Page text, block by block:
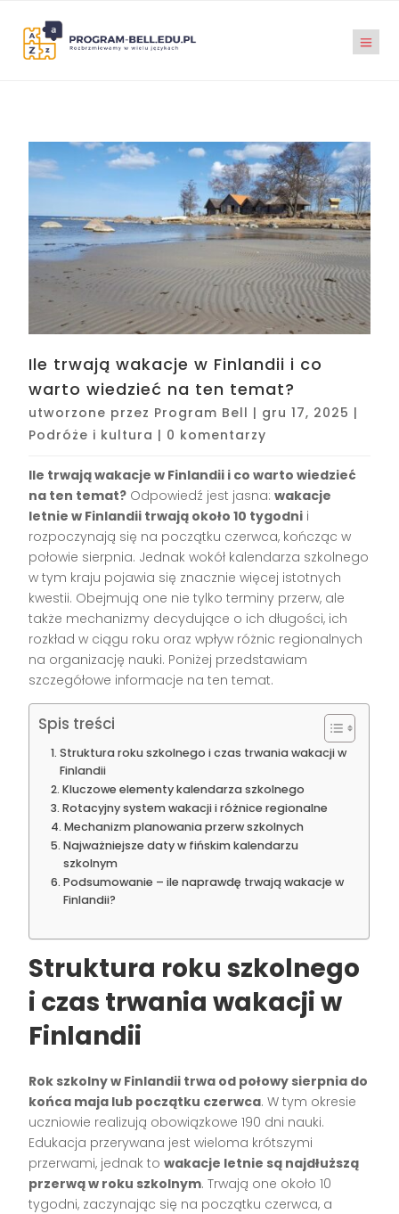
Ile trwają wakacje w Finlandii i co
warto wiedzieć na ten temat?
utworzone przez Program Bell | gru 17, 2025 |
Podróże i kultura | 0 komentarzy
Ile trwają wakacje w Finlandii i co warto wiedzieć
na ten temat? Odpowiedź jest jasna:wakacje
letnie w Finlandii trwają około 10 tygodni i
rozpoczynają się na początku czerwca, kończąc w
połowie sierpnia. Jednak wokół kalendarza szkolnego
w tym kraju pojawia się znacznie więcej istotnych
kwestii. Obejmują one nie tylko terminy przerw, ale
także mechanizmy decydujące o ich długości, ich
rozkład w ciągu roku oraz wpływ różnic regionalnych
na organizację nauki. Poniżej przedstawiam
szczegółowe informacje na ten temat.
Spis treści
Struktura roku szkolnego i czas trwania wakacji w
Finlandii
Kluczowe elementy kalendarza szkolnego
Rotacyjny system wakacji i różnice regionalne
Mechanizm planowania przerw szkolnych
Najważniejsze daty w fińskim kalendarzu
szkolnym
Podsumowanie – ile naprawdę trwają wakacje w
Finlandii?
Struktura roku szkolnego
i czas trwania wakacji w
Finlandii
Rok szkolny w Finlandii trwa od połowy sierpnia do
końca maja lub początku czerwca. W tym okresie
uczniowie realizują obowiązkowe 190 dni nauki.
Edukacja przerywana jest wieloma krótszymi
przerwami, jednak towakacje letnie są najdłuższą
przerwą w roku szkolnym. Trwają one około 10
tygodni, zaczynając się na początku czerwca, a